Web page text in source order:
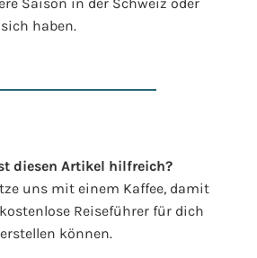
haben.
diesen Artikel hilfreich?
uns mit einem Kaffee, damit
Reiseführer für dich
erstellen können.